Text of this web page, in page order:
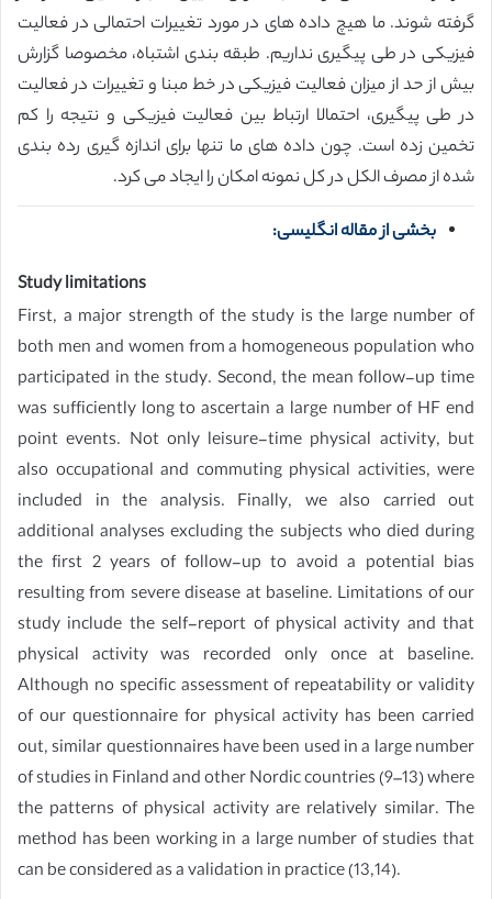
گرفته شوند. ما هیچ داده های در مورد تغییرات احتمالی در فعالیت
فیزیکی در طی پیگیری نداریم. طبقه بندی اشتباه، مخصوصا گزارش
بیش از حد از میزان فعالیت فیزیکی در خط مبنا و تغییرات در فعالیت
در طی پیگیری، احتمالا ارتباط بین فعالیت فیزیکی و نتیجه را کم
تخمین زده است. چون داده های ما تنها برای اندازه گیری رده بندی
شده از مصرف الکل در کل نمونه امکان را ایجاد می کرد.
بخشی از مقاله انگلیسی:
Study limitations
First, a major strength of the study is the large number of
both men and women from a homogeneous population who
participated in the study. Second, the mean follow-up time
was sufficiently long to ascertain a large number of HF end
point events. Not only leisure-time physical activity, but
also occupational and commuting physical activities, were
included in the analysis. Finally, we also carried out
additional analyses excluding the subjects who died during
the first 2 years of follow-up to avoid a potential bias
resulting from severe disease at baseline. Limitations of our
study include the self-report of physical activity and that
physical activity was recorded only once at baseline.
Although no specific assessment of repeatability or validity
of our questionnaire for physical activity has been carried
out, similar questionnaires have been used in a large number
of studies in Finland and other Nordic countries (9–13) where
the patterns of physical activity are relatively similar. The
method has been working in a large number of studies that
can be considered as a validation in practice (13,14).